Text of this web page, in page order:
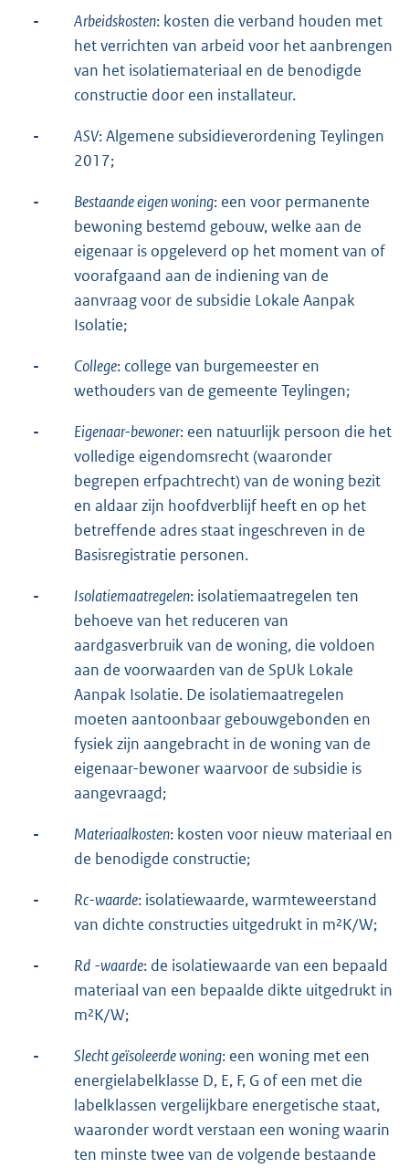
- Arbeidskosten: kosten die verband houden met
het verrichten van arbeid voor het aanbrengen
van het isolatiemateriaal en de benodigde
constructie door een installateur.
- ASV: Algemene subsidieverordening Teylingen
2017;
- Bestaande eigen woning: een voor permanente
bewoning bestemd gebouw, welke aan de
eigenaar is opgeleverd op het moment van of
voorafgaand aan de indiening van de
aanvraag voor de subsidie Lokale Aanpak
Isolatie;
- College: college van burgemeester en
wethouders van de gemeente Teylingen;
- Eigenaar-bewoner: een natuurlijk persoon die het
volledige eigendomsrecht (waaronder
begrepen erfpachtrecht) van de woning bezit
en aldaar zijn hoofdverblijf heeft en op het
betreffende adres staat ingeschreven in de
Basisregistratie personen.
- Isolatiemaatregelen: isolatiemaatregelen ten
behoeve van het reduceren van
aardgasverbruik van de woning, die voldoen
aan de voorwaarden van de SpUk Lokale
Aanpak Isolatie. De isolatiemaatregelen
moeten aantoonbaar gebouwgebonden en
fysiek zijn aangebracht in de woning van de
eigenaar-bewoner waarvoor de subsidie is
aangevraagd;
- Materiaalkosten: kosten voor nieuw materiaal en
de benodigde constructie;
- Rc-waarde: isolatiewaarde, warmteweerstand
van dichte constructies uitgedrukt in m²K/W;
- Rd -waarde: de isolatiewaarde van een bepaald
materiaal van een bepaalde dikte uitgedrukt in
m²K/W;
- Slecht geïsoleerde woning: een woning met een
energielabelklasse D, E, F, G of een met die
labelklassen vergelijkbare energetische staat,
waaronder wordt verstaan een woning waarin
ten minste twee van de volgende bestaande